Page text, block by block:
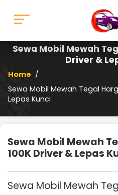
Sewa Mobil Mewah
Driver &
Home /
Sewa Mobil Mewah Tegal
Lepas Kunci
Sewa Mobil Mewah
100K Driver & Lepas
Sewa Mobil Mewah